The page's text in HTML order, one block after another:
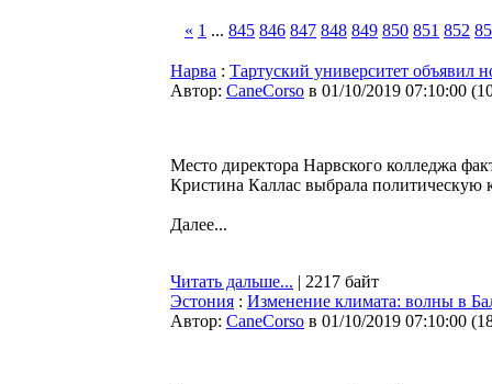
« 1 ... 845 846 847 848 849 850 851 852
Нарва : Тартуский университет объявил
Автор: CaneCorso в 01/10/2019 07:10:00 (
Место директора Нарвского колледжа
Кристина Каллас выбрала политическую
Далее...
Читать дальше... | 2217 байт
Эстония : Изменение климата: волны в
Автор: CaneCorso в 01/10/2019 07:10:00 (